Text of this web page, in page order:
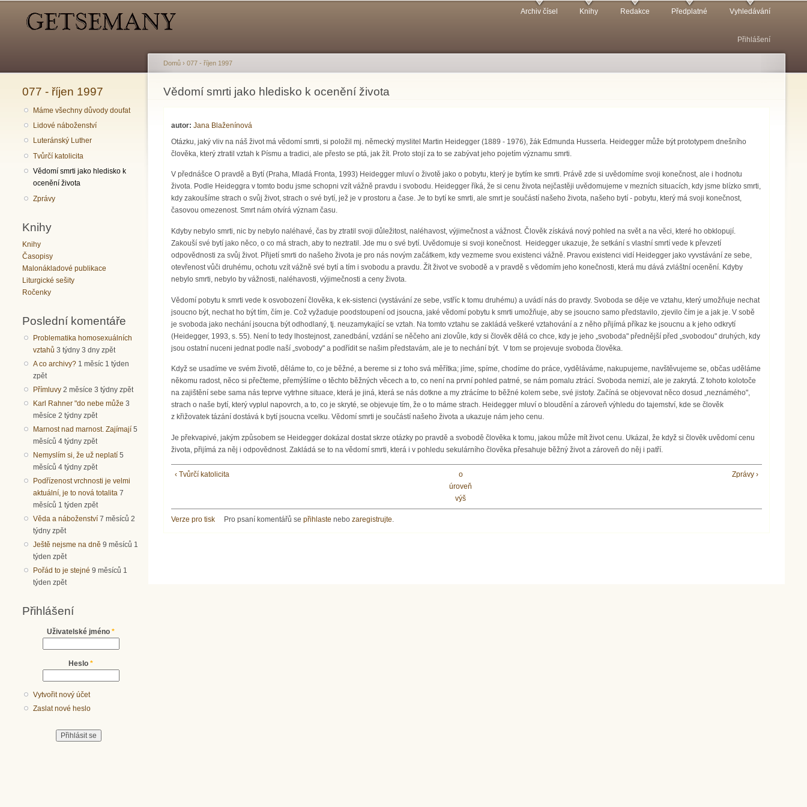
Archiv čísel Knihy Redakce Předplatné Vyhledávání
Přihlášení
077 - říjen 1997
Máme všechny důvody doufat
Lidové náboženství
Luteránský Luther
Tvůrčí katolicita
Vědomí smrti jako hledisko k
ocenění života
Zprávy
Knihy
Knihy
Časopisy
Malonákladové publikace
Liturgické sešity
Ročenky
Poslední komentáře
Problematika homosexuálních
vztahů 3 týdny 3 dny zpět
A co archivy? 1 měsíc 1 týden
zpět
Přímluvy 2 měsíce 3 týdny zpět
Karl Rahner "do nebe může 3
měsíce 2 týdny zpět
Marnost nad marnost. Zajímají 5
měsíců 4 týdny zpět
Nemyslím si, že už neplatí 5
měsíců 4 týdny zpět
Podřízenost vrchnosti je velmi
aktuální, je to nová totalita 7
měsíců 1 týden zpět
Věda a náboženství 7 měsíců 2
týdny zpět
Ještě nejsme na dně 9 měsíců 1
týden zpět
Pořád to je stejné 9 měsíců 1
týden zpět
Přihlášení
Uživatelské jméno *
Heslo *
Vytvořit nový účet
Zaslat nové heslo
Jste zde
Domů › 077 - říjen 1997
Vědomí smrti jako hledisko k ocenění života
autor:Jana Blaženínová
Otázku, jaký vliv na náš život má vědomí smrti, si položil mj. německý myslitel Martin Heidegger (1889 - 1976), žák Edmunda Husserla. Heidegger může být prototypem dnešního
člověka, který ztratil vztah k Písmu a tradici, ale přesto se ptá, jak žít. Proto stojí za to se zabývat jeho pojetím významu smrti.
V přednášce O pravdě a Bytí (Praha, Mladá Fronta, 1993) Heidegger mluví o životě jako o pobytu, který je bytím ke smrti. Právě zde si uvědomíme svoji konečnost, ale i hodnotu
života. Podle Heideggra v tomto bodu jsme schopni vzít vážně pravdu i svobodu. Heidegger říká, že si cenu života nejčastěji uvědomujeme v mezních situacích, kdy jsme blízko smrti,
kdy zakoušíme strach o svůj život, strach o své bytí, jež je v prostoru a čase. Je to bytí ke smrti, ale smrt je součástí našeho života, našeho bytí - pobytu, který má svoji konečnost,
časovou omezenost. Smrt nám otvírá význam času.
Kdyby nebylo smrti, nic by nebylo naléhavé, čas by ztratil svoji důležitost, naléhavost, výjimečnost a vážnost. Člověk získává nový pohled na svět a na věci, které ho obklopují.
Zakouší své bytí jako něco, o co má strach, aby to neztratil. Jde mu o své bytí. Uvědomuje si svoji konečnost. Heidegger ukazuje, že setkání s vlastní smrtí vede k převzetí
odpovědnosti za svůj život. Přijetí smrti do našeho života je pro nás novým začátkem, kdy vezmeme svou existenci vážně. Pravou existenci vidí Heidegger jako vyvstávání ze sebe,
otevřenost vůči druhému, ochotu vzít vážně své bytí a tím i svobodu a pravdu. Žít život ve svobodě a v pravdě s vědomím jeho konečnosti, která mu dává zvláštní ocenění. Kdyby
nebylo smrti, nebylo by vážnosti, naléhavosti, výjimečnosti a ceny života.
Vědomí pobytu k smrti vede k osvobození člověka, k ek-sistenci (vystávání ze sebe, vstříc k tomu druhému) a uvádí nás do pravdy. Svoboda se děje ve vztahu, který umožňuje nechat
jsoucno být, nechat ho být tím, čím je. Což vyžaduje poodstoupení od jsoucna, jaké vědomí pobytu k smrti umožňuje, aby se jsoucno samo představilo, zjevilo čím je a jak je. V sobě
je svoboda jako nechání jsoucna být odhodlaný, tj. neuzamykající se vztah. Na tomto vztahu se zakládá veškeré vztahování a z něho přijímá příkaz ke jsoucnu a k jeho odkrytí
(Heidegger, 1993, s. 55). Není to tedy lhostejnost, zanedbání, vzdání se něčeho ani zlovůle, kdy si člověk dělá co chce, kdy je jeho „svoboda" přednější před „svobodou" druhých, kdy
jsou ostatní nuceni jednat podle naší „svobody" a podřídit se našim představám, ale je to nechání být. V tom se projevuje svoboda člověka.
Když se usadíme ve svém životě, děláme to, co je běžné, a bereme si z toho svá měřítka; jíme, spíme, chodíme do práce, vyděláváme, nakupujeme, navštěvujeme se, občas uděláme
někomu radost, něco si přečteme, přemýšlíme o těchto běžných věcech a to, co není na první pohled patrné, se nám pomalu ztrácí. Svoboda nemizí, ale je zakrytá. Z tohoto kolotoče
na zajištění sebe sama nás teprve vytrhne situace, která je jiná, která se nás dotkne a my ztrácíme to běžné kolem sebe, své jistoty. Začíná se objevovat něco dosud „neznámého",
strach o naše bytí, který vyplul napovrch, a to, co je skryté, se objevuje tím, že o to máme strach. Heidegger mluví o bloudění a zároveň výhledu do tajemství, kde se člověk
z křižovatek tázání dostává k bytí jsoucna vcelku. Vědomí smrti je součástí našeho života a ukazuje nám jeho cenu.
Je překvapivé, jakým způsobem se Heidegger dokázal dostat skrze otázky po pravdě a svobodě člověka k tomu, jakou může mít život cenu. Ukázal, že když si člověk uvědomí cenu
života, přijímá za něj i odpovědnost. Zakládá se to na vědomí smrti, která i v pohledu sekulárního člověka přesahuje běžný život a zároveň do něj i patří.
‹ Tvůrčí katolicita
o
úroveň
výš
Zprávy ›
Verze pro tisk Pro psaní komentářů sepřihlaste nebozaregistrujte